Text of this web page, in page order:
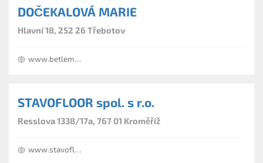
DOČEKALOVÁ MARIE
Hlavní 18, 252 26 Třebotov
www.betlemy.eu
STAVOFLOOR spol. s r.o.
Resslova 1338/17a, 767 01 Kroměříž
www.stavofloor.cz